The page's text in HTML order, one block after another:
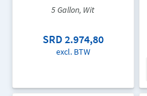
5 Gallon, Wit
SRD 2.974,80
excl. BTW